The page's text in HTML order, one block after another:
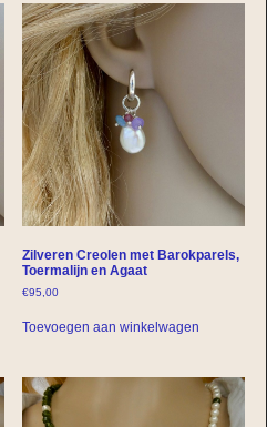
Zilveren Creolen met Barokparels,
Toermalijn en Agaat
€95,00
Toevoegen aan winkelwagen